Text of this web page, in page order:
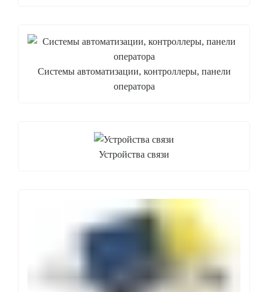
Системы автоматизации, контроллеры, панели
оператора
Устройства связи